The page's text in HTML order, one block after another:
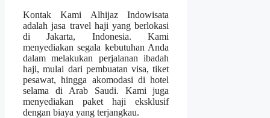
Kontak Kami Alhijaz Indowisata
adalah jasa travel haji yang berlokasi
di Jakarta, Indonesia. Kami
menyediakan segala kebutuhan Anda
dalam melakukan perjalanan ibadah
haji, mulai dari pembuatan visa, tiket
pesawat, hingga akomodasi di hotel
selama di Arab Saudi. Kami juga
menyediakan paket haji eksklusif
dengan biaya yang terjangkau.